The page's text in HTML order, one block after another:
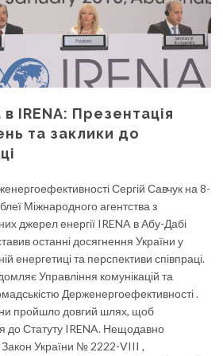
в IRENA: Презентація
та заклики до
Сергій Савчук на 8-
Міжнародного агентства з
джерел енергії IRENA в Абу-Дабі
останні досягнення України у
енергетиці та перспективи співпраці.
Управління комунікацій та
Держенергоефективності .
пройшло довгий шлях, щоб
до Статуту IRENA. Нещодавно
Закон України № 2222-VIII ,